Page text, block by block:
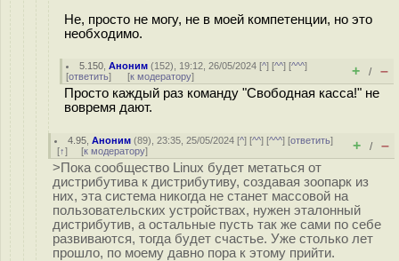
Не, просто не могу, не в моей компетенции, но это
необходимо.
5.150 ,Аноним (152), 19:12, 26/05/2024 [^] [^^] [^^^]
[ответить] [к модератору] + / –
Просто каждый раз команду "Свободная касса!" не
вовремя дают.
4.95 ,Аноним (89), 23:35, 25/05/2024 [^] [^^] [^^^] [ответить]
[↑] [к модератору] + / –
>Пока сообщество Linux будет метаться от
дистрибутива к дистрибутиву, создавая зоопарк из
них, эта система никогда не станет массовой на
пользовательских устройствах, нужен эталонный
дистрибутив, а остальные пусть так же сами по себе
развиваются, тогда будет счастье. Уже столько лет
прошло, по моему давно пора к этому прийти.